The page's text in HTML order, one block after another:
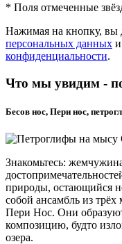
* Поля отмеченные
Нажимая на кнопку, вы
персональных данных
конфиденциальности.
Что мы увидим -
Бесов нос, Пери нос,
Знакомьтесь:
природы, остающийся
собой ансамбль из
Пери Нос. Они
композицию, будто
озера.